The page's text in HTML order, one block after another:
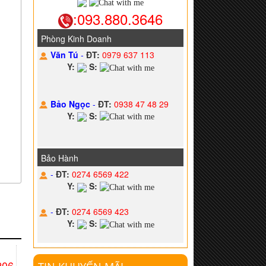
:093.880.3646
Phòng Kinh Doanh
Văn Tú-ĐT: 0979 637 113
Y:
S:
Bảo Ngọc-ĐT: 0938 47 48 29
Y:
S:
Bảo Hành
-ĐT: 0274 6569 422
Y:
S:
-ĐT: 0274 6569 423
Y:
S: